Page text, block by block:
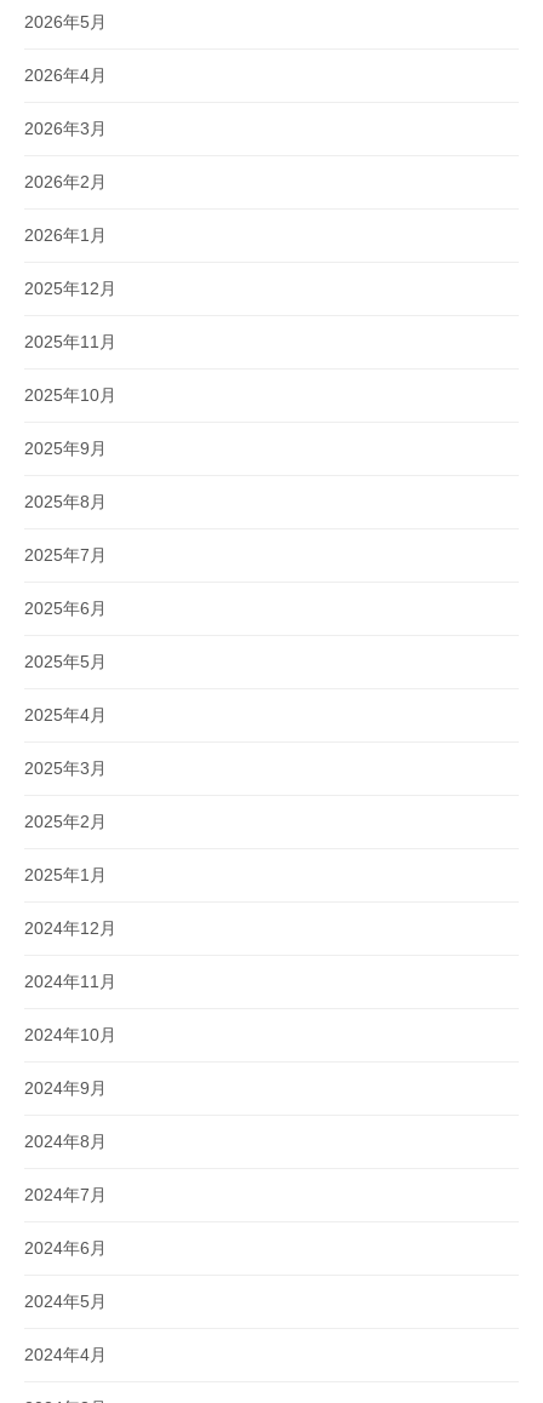
2026年5月
2026年4月
2026年3月
2026年2月
2026年1月
2025年12月
2025年11月
2025年10月
2025年9月
2025年8月
2025年7月
2025年6月
2025年5月
2025年4月
2025年3月
2025年2月
2025年1月
2024年12月
2024年11月
2024年10月
2024年9月
2024年8月
2024年7月
2024年6月
2024年5月
2024年4月